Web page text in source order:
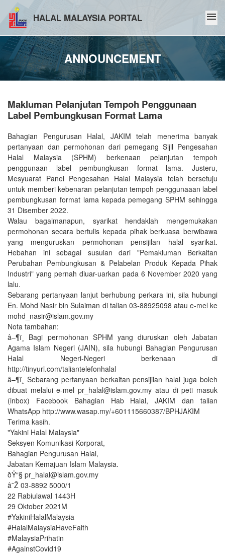
HALAL MALAYSIA PORTAL menu
ANNOUNCEMENT
Makluman Pelanjutan Tempoh Penggunaan
Label Pembungkusan Format Lama
Bahagian Pengurusan Halal, JAKIM telah menerima banyak
pertanyaan dan permohonan dari pemegang Sijil Pengesahan
Halal Malaysia (SPHM) berkenaan pelanjutan tempoh
penggunaan label pembungkusan format lama. Justeru,
Mesyuarat Panel Pengesahan Halal Malaysia telah bersetuju
untuk memberi kebenaran pelanjutan tempoh penggunaaan label
pembungkusan format lama kepada pemegang SPHM sehingga
31 Disember 2022.
Walau bagaimanapun, syarikat hendaklah mengemukakan
permohonan secara bertulis kepada pihak berkuasa berwibawa
yang menguruskan permohonan pensijilan halal syarikat.
Hebahan ini sebagai susulan dari "Pemakluman Berkaitan
Perubahan Pembungkusan & Pelabelan Produk Kepada Pihak
Industri" yang pernah diuar-uarkan pada 6 November 2020 yang
lalu.
Sebarang pertanyaan lanjut berhubung perkara ini, sila hubungi
En. Mohd Nasir bin Sulaiman di talian 03-88925098 atau e-mel ke
mohd_nasir@islam.gov.my
Nota tambahan:
â–¶ï¸ Bagi permohonan SPHM yang diuruskan oleh Jabatan
Agama Islam Negeri (JAIN), sila hubungi Bahagian Pengurusan
Halal Negeri-Negeri berkenaan di
http://tinyurl.com/taliantelefonhalal
â–¶ï¸ Sebarang pertanyaan berkaitan pensijilan halal juga boleh
dibuat melalui e-mel pr_halal@islam.gov.my atau di peti masuk
(inbox) Facebook Bahagian Hab Halal, JAKIM dan talian
WhatsApp http://www.wasap.my/+601115660387/BPHJAKIM
Terima kasih.
"Yakini Halal Malaysia"
Seksyen Komunikasi Korporat,
Bahagian Pengurusan Halal,
Jabatan Kemajuan Islam Malaysia.
ðŸ“§ pr_halal@islam.gov.my
â˜Ž 03-8892 5000/1
22 Rabiulawal 1443H
29 Oktober 2021M
#YakiniHalalMalaysia
#HalalMalaysiaHaveFaith
#MalaysiaPrihatin
#AgainstCovid19